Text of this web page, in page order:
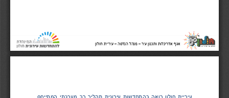
אגף אדריכלות ותכנון עיר –מנהל הנדסה – עיריית חולון 24.02.2020
אגף אדריכלות ותכנון עיר – מנהל הנדסה – עיריית חולון
עיריית חולון רואה בהתחדשות עירונית תהליך רב מערכתי המתייחס